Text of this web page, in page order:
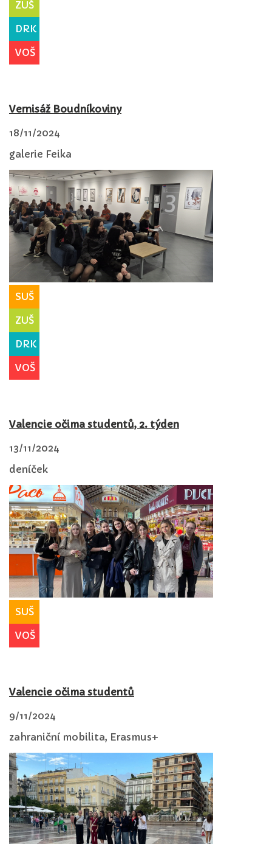
ZUŠ
DRK
VOŠ
Vernisáž Boudníkoviny
18/11/2024
galerie Feika
SUŠ
ZUŠ
DRK
VOŠ
Valencie očima studentů, 2. týden
13/11/2024
deníček
SUŠ
VOŠ
Valencie očima studentů
9/11/2024
zahraniční mobilita, Erasmus+